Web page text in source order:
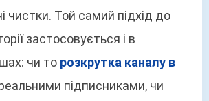
чистки. Той самий підхід до
застосовується і в
чи то розкрутка каналу в
підписниками, чи